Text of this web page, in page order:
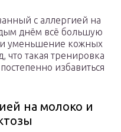
с аллергией на
днём всё большую
уменьшение кожных
что такая тренировка
избавиться
на молоко и